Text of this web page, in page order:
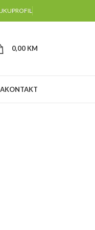
PROFIL
0,00 KM
KONTAKT